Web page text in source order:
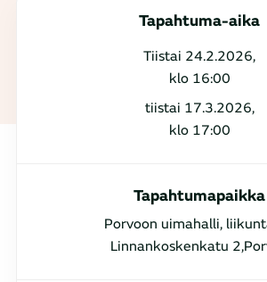
Tapahtuma-aika
Tiistai 24.2.2026,
klo 16:00
tiistai 17.3.2026,
klo 17:00
Tapahtumapaikka
Porvoon uimahalli,
Linnankoskenkatu